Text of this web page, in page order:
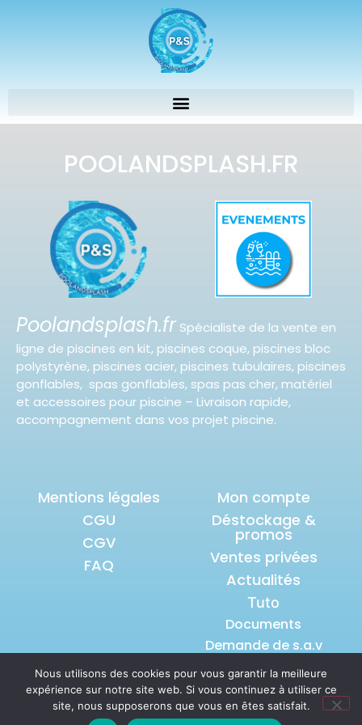
POOLANDSPLASH.FR
Poolandsplash.fr Spécialiste de la vente en
ligne de piscines en kit, piscines coque, piscines bloc
polystyrène, piscines acier, piscines tubulaires, piscines
gonflables, spas gonflables, spas pas cher, matériel
et accessoires pour piscine – Livraison rapide,
accompagnement dans vos projet piscine.
Mentions légales
CGU
CGV
FAQ
Mon compte
Déstockage &
promos
Ventes privées
Actualités
Tuto
Documents
Demande de s.a.v
© 2026 tous droits réservés S.A.S
POOLANDSPLASH
Nous utilisons des cookies pour vous garantir la meilleure
expérience sur notre site web. Si vous continuez à utiliser ce
site, nous supposerons que vous en êtes satisfait.